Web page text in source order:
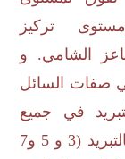
تركيز
الشامي. و
صفات السائل
في جميع
المعاملات مقارنة مع بقية ايام الحفظ بالتبريد (3 و 5 و7